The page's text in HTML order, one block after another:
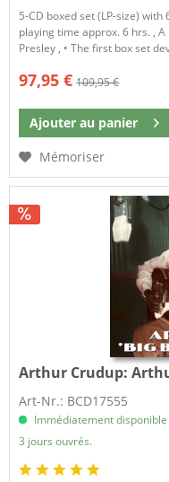
5-CD boxed set (LP-size)
playing time approx. 6 hrs. ,
Presley , • The first box set
97,95 € 109,95 €
Ajouter au panier
Mémoriser
Arthur Crudup:
Art-Nr.: BCD17555
Immédiatement
3 jours ouvrés.